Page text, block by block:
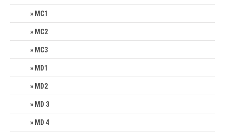
MC1
MC2
MC3
MD1
MD2
MD 3
MD 4